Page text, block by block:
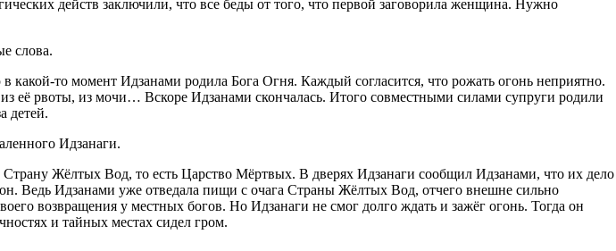
действ заключили, что все беды от того, что первой заговорила женщина. Нужно
слова.
какой-то момент Идзанами родила Бога Огня. Каждый согласится, что рожать огонь неприятно.
её рвоты, из мочи… Вскоре Идзанами скончалась. Итого совместными силами супруги родили
детей.
Идзанаги.
Жёлтых Вод, то есть Царство Мёртвых. В дверях Идзанаги сообщил Идзанами, что их дело
Ведь Идзанами уже отведала пищи с очага Страны Жёлтых Вод, отчего внешне сильно
возвращения у местных богов. Но Идзанаги не смог долго ждать и зажёг огонь. Тогда он
и тайных местах сидел гром.